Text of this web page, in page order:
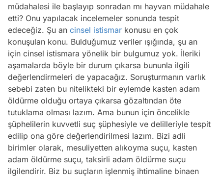
müdahalesi ile başlayıp sonradan mı hayvan müdahale
etti? Onu yapılacak incelemeler sonunda tespit
edeceğiz. Şu an cinsel istismar konusu en çok
konuşulan konu. Bulduğumuz veriler ışığında, şu an
için cinsel istismara yönelik bir bulgumuz yok. İleriki
aşamalarda böyle bir durum çıkarsa bununla ilgili
değerlendirmeleri de yapacağız. Soruşturmanın varlık
sebebi zaten bu nitelikteki bir eylemde kasten adam
öldürme olduğu ortaya çıkarsa gözaltından öte
tutuklama olması lazım. Ama bunun için öncelikle
şüphelilerin kuvvetli suç şüphesiyle ve delilleriyle tespit
edilip ona göre değerlendirilmesi lazım. Bizi adli
birimler olarak, mesuliyetten alıkoyma suçu, kasten
adam öldürme suçu, taksirli adam öldürme suçu
ilgilendirir. Biz bu suçların işlenmiş ihtimaline binaen